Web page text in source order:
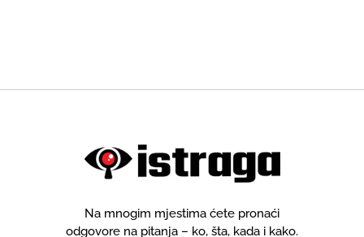
Na mnogim mjestima ćete pronaći
odgovore na pitanja – ko, šta, kada i kako.